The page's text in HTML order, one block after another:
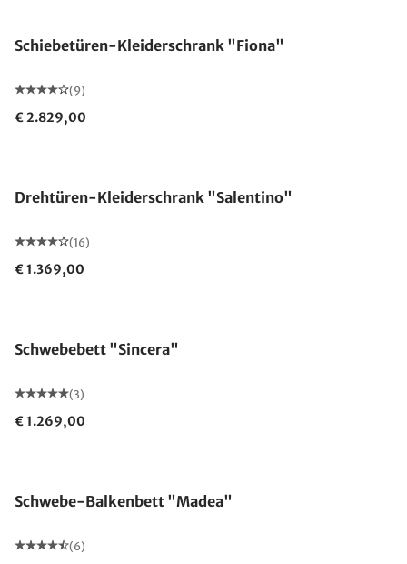
Schiebetüren-Kleiderschrank "Fiona"
(9)
€ 2.829,00
Drehtüren-Kleiderschrank "Salentino"
(16)
€ 1.369,00
Schwebebett "Sincera"
(3)
€ 1.269,00
Schwebe-Balkenbett "Madea"
(6)